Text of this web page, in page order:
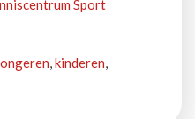
Sport
,kinderen,